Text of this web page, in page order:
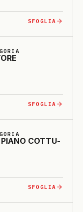
SFOGLIA
SFOGLIA
PIA­NO COTTU­
SFOGLIA